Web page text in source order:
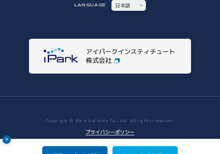
ヘルスケアMaas研究
他拠点との連携
LANGUAGE
日本語
アイパークインスティチュート
株式会社
Copyright © iPark Institute Co., Ltd. All rights reserved.
プライバシーポリシー